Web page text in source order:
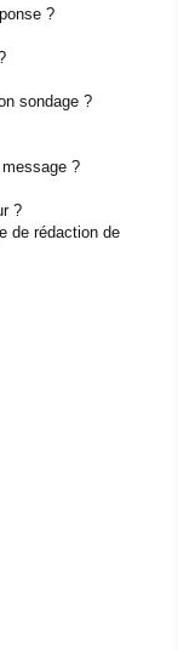
?
sondage ?
?
?
de rédaction de